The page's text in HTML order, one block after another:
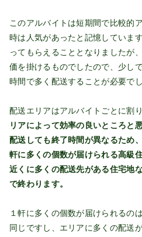
このアルバイトは短期間で比較的
時は人気があったと記憶していま
ってもらえることとなりましたが
価を掛けるものでしたので、少し
時間で多く配送することが必要でし
配送エリアはアルバイトごとに割
リアによって効率の良いところと
配送しても終了時間が異なるため
軒に多くの個数が届けられる高級
近くに多くの配送先がある住宅地
で終わります。
１軒に多くの個数が届けられるの
同じですし、エリアに多くの配送